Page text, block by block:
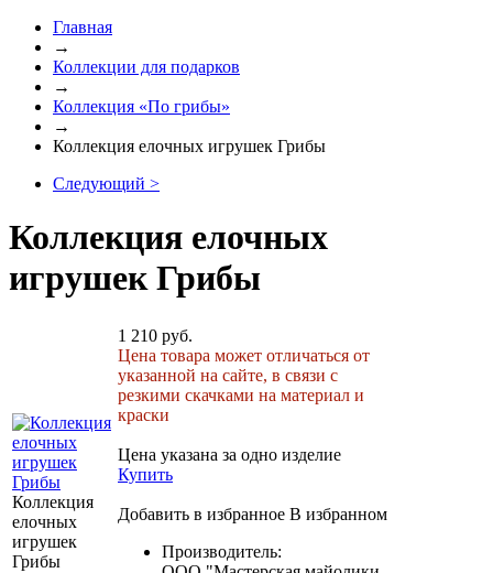
Главная
→
Коллекции для подарков
→
Коллекция «По грибы»
→
Коллекция елочных игрушек Грибы
Следующий >
Коллекция елочных
игрушек Грибы
Коллекция
елочных
игрушек
Грибы
1 210 руб.
Цена товара может отличаться от
указанной на сайте, в связи с
резкими скачками на материал и
краски
Цена указана за одно изделие
Купить
Добавить в избранное В избранном
Производитель: